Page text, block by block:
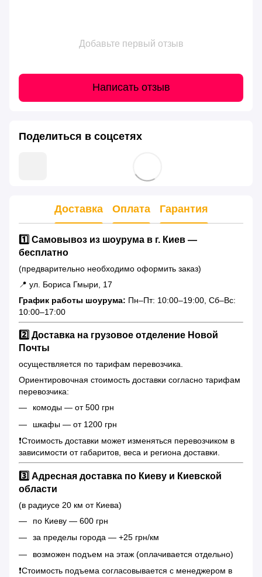
Добавьте первый отзыв
Написать отзыв
Поделиться в соцсетях
Доставка Оплата Гарантия
1️⃣ Самовывоз из шоурума в г. Киев —
бесплатно
(предварительно необходимо оформить заказ)
📍 ул. Бориса Гмыри, 17
График работы шоурума: Пн–Пт: 10:00–19:00, Сб–Вс:
10:00–17:00
2️⃣ Доставка на грузовое отделение Новой
Почты
осуществляется по тарифам перевозчика.
Ориентировочная стоимость доставки согласно тарифам
перевозчика:
комоды — от 500 грн
шкафы — от 1200 грн
❗️Стоимость доставки может изменяться перевозчиком в
зависимости от габаритов, веса и региона доставки.
3️⃣ Адресная доставка по Киеву и Киевской
области
(в радиусе 20 км от Киева)
по Киеву — 600 грн
за пределы города — +25 грн/км
возможен подъем на этаж (оплачивается отдельно)
❗️Стоимость подъема согласовывается с менеджером в